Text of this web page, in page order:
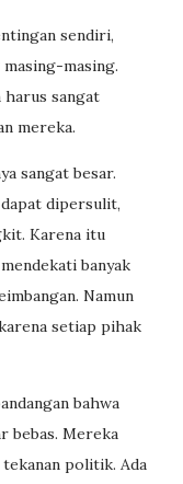
sendiri,
masing.
sangat
mereka.
sangat besar.
dipersulit,
Karena itu
banyak
Namun
setiap pihak
bahwa
bebas. Mereka
politik. Ada